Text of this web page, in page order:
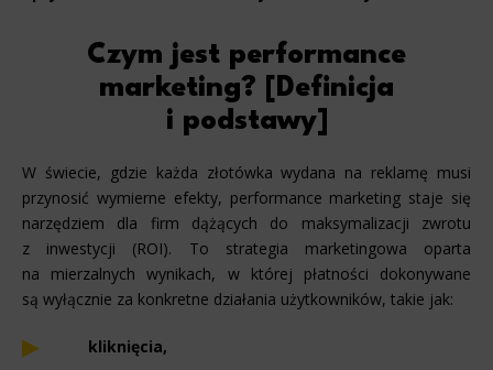
Czym jest performance
marketing? [Definicja
i podstawy]
W świecie, gdzie każda złotówka wydana na reklamę musi
przynosić wymierne efekty, performance marketing staje się
narzędziem dla firm dążących do maksymalizacji zwrotu
z inwestycji (ROI). To strategia marketingowa oparta
na mierzalnych wynikach, w której płatności dokonywane
są wyłącznie za konkretne działania użytkowników, takie jak:
kliknięcia,